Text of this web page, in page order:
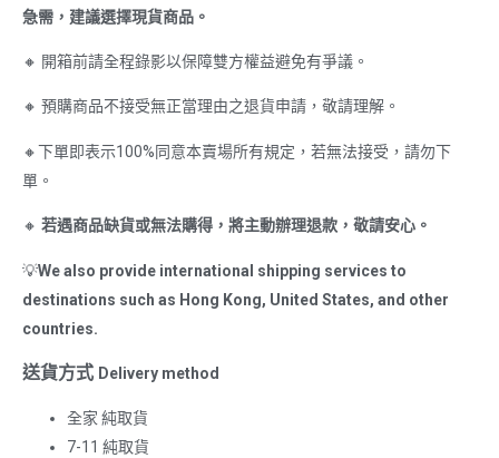
急需，建議選擇現貨商品。
🔸 開箱前請全程錄影以保障雙方權益避免有爭議。
🔸 預購商品不接受無正當理由之退貨申請，敬請理解。
🔸下單即表示100%同意本賣場所有規定，若無法接受，請勿下
單。
🔸 若遇商品缺貨或無法購得，將主動辦理退款，敬請安心。
💡We also provide international shipping services to
destinations such as Hong Kong, United States, and other
countries.
送貨方式 Delivery method
全家 純取貨
7-11 純取貨